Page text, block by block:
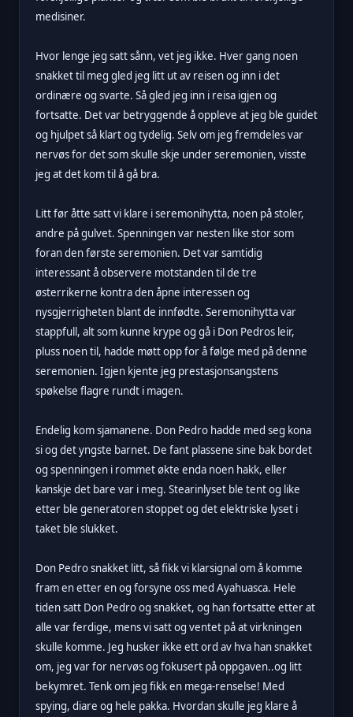
medisiner.
Hvor lenge jeg satt sånn, vet jeg ikke. Hver gang noen
snakket til meg gled jeg litt ut av reisen og inn i det
ordinære og svarte. Så gled jeg inn i reisa igjen og
fortsatte. Det var betryggende å oppleve at jeg ble guidet
og hjulpet så klart og tydelig. Selv om jeg fremdeles var
nervøs for det som skulle skje under seremonien, visste
jeg at det kom til å gå bra.
Litt før åtte satt vi klare i seremonihytta, noen på stoler,
andre på gulvet. Spenningen var nesten like stor som
foran den første seremonien. Det var samtidig
interessant å observere motstanden til de tre
østerrikerne kontra den åpne interessen og
nysgjerrigheten blant de innfødte. Seremonihytta var
stappfull, alt som kunne krype og gå i Don Pedros leir,
pluss noen til, hadde møtt opp for å følge med på denne
seremonien. Igjen kjente jeg prestasjonsangstens
spøkelse flagre rundt i magen.
Endelig kom sjamanene. Don Pedro hadde med seg kona
si og det yngste barnet. De fant plassene sine bak bordet
og spenningen i rommet økte enda noen hakk, eller
kanskje det bare var i meg. Stearinlyset ble tent og like
etter ble generatoren stoppet og det elektriske lyset i
taket ble slukket.
Don Pedro snakket litt, så fikk vi klarsignal om å komme
fram en etter en og forsyne oss med Ayahuasca. Hele
tiden satt Don Pedro og snakket, og han fortsatte etter at
alle var ferdige, mens vi satt og ventet på at virkningen
skulle komme. Jeg husker ikke ett ord av hva han snakket
om, jeg var for nervøs og fokusert på oppgaven..og litt
bekymret. Tenk om jeg fikk en mega-renselse! Med
spying, diare og hele pakka. Hvordan skulle jeg klare å